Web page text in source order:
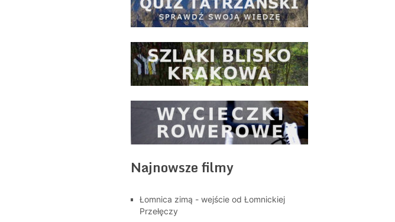
Najnowsze filmy
Łomnica zimą - wejście od Łomnickiej
Przełęczy